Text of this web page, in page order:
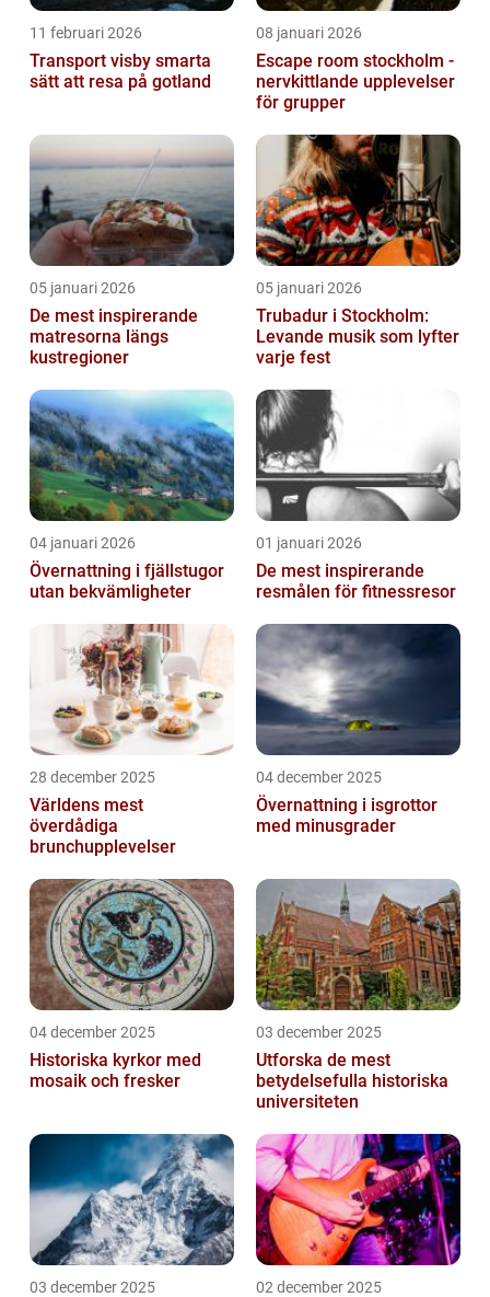
11 februari 2026
Transport visby smarta
sätt att resa på gotland
08 januari 2026
Escape room stockholm -
nervkittlande upplevelser
för grupper
05 januari 2026
De mest inspirerande
matresorna längs
kustregioner
05 januari 2026
Trubadur i Stockholm:
Levande musik som lyfter
varje fest
04 januari 2026
Övernattning i fjällstugor
utan bekvämligheter
01 januari 2026
De mest inspirerande
resmålen för fitnessresor
28 december 2025
Världens mest
överdådiga
brunchupplevelser
04 december 2025
Övernattning i isgrottor
med minusgrader
04 december 2025
Historiska kyrkor med
mosaik och fresker
03 december 2025
Utforska de mest
betydelsefulla historiska
universiteten
03 december 2025 02 december 2025